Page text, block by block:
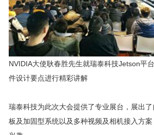
NVIDIA大使耿春胜先生就瑞泰科技Jetson平
件设计要点进行精彩讲解
瑞泰科技为此次大会提供了专业展台，展出
板及加固型系统以及多种视频及相机接入方